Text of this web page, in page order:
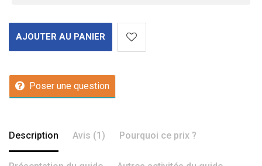
AJOUTER AU PANIER
Poser une question
Description Avis (1) Pourquoi ce prix ?